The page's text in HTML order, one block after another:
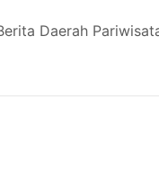
Daerah